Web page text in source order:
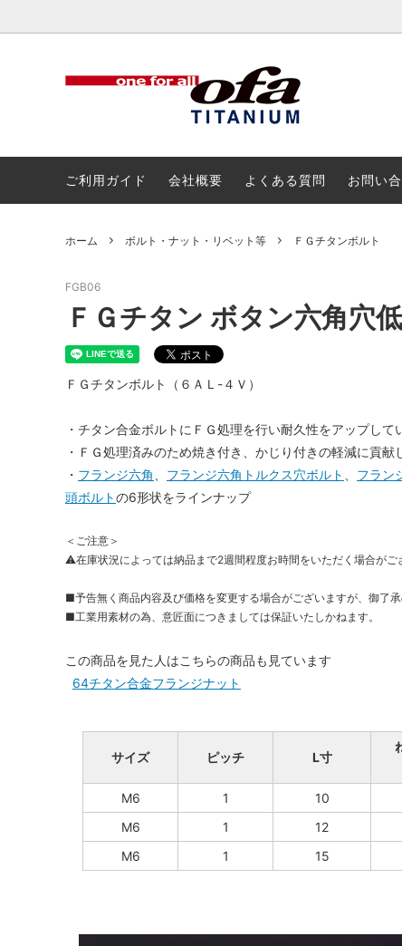
アルミ ボル
ご利用ガイド 会社概要 よくある質問 お問い
ホーム ボルト・ナット・リベット等 ＦＧチタンボルト
FGB06
ＦＧチタン ボタン六角穴
ＦＧチタンボルト（６ＡＬ-４Ｖ）
・チタン合金ボルトにＦＧ処理を行い耐久性をアップして
・ＦＧ処理済みのため焼き付き、かじり付きの軽減に貢献
・ フランジ六角 フランジ六角トルクス穴ボルト フラン
頭ボルトの6形状をラインナップ
＜ご注意＞
⚠在庫状況によっては納品まで2週間程度お時間をいただく場合がご
■予告無く商品内容及び価格を変更する場合がございますが、御了承
■工業用素材の為、意匠面につきましては保証いたしかねます。
この商品を見た人はこちらの商品も見ています
64チタン合金フランジナット
サイズ ピッチ L寸
M6
1 10
M6
1 12
M6
1 15